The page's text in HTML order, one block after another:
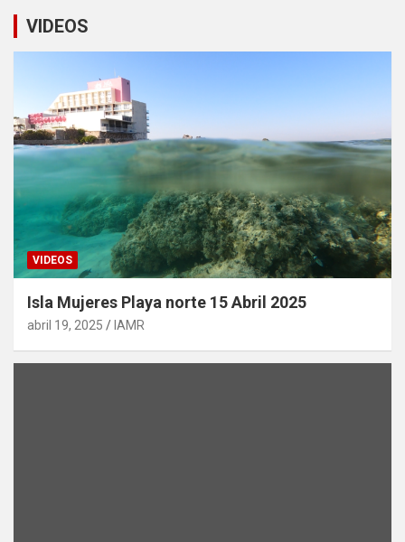
VIDEOS
VIDEOS
Isla Mujeres Playa norte 15 Abril 2025
abril 19, 2025 IAMR